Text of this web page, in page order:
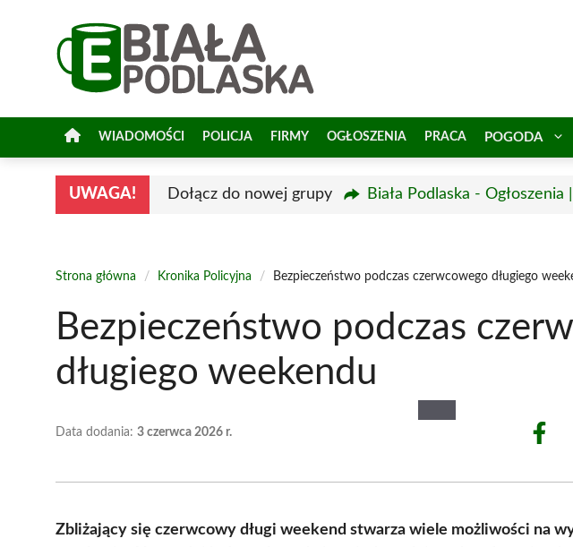
WIADOMOŚCI POLICJA FIRMY OGŁOSZENIA PRACA POGODA
UWAGA! Dołącz do nowej grupy Biała Podlaska -
Strona główna / Kronika Policyjna / Bezpieczeństwo podczas czerwcowego długiego
Bezpieczeństwo podczas
długiego weekendu
Data dodania: 3 czerwca 2026 r.
Share
Zbliżający się czerwcowy długi weekend stwarza wiele możliwości na